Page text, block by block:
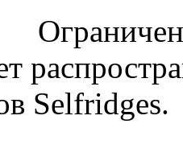
Selfridges.